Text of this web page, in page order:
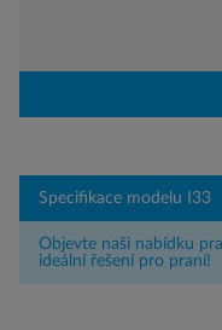
Specifikace modelu I33
Objevte naši nabídku
ideální řešení pro praní!